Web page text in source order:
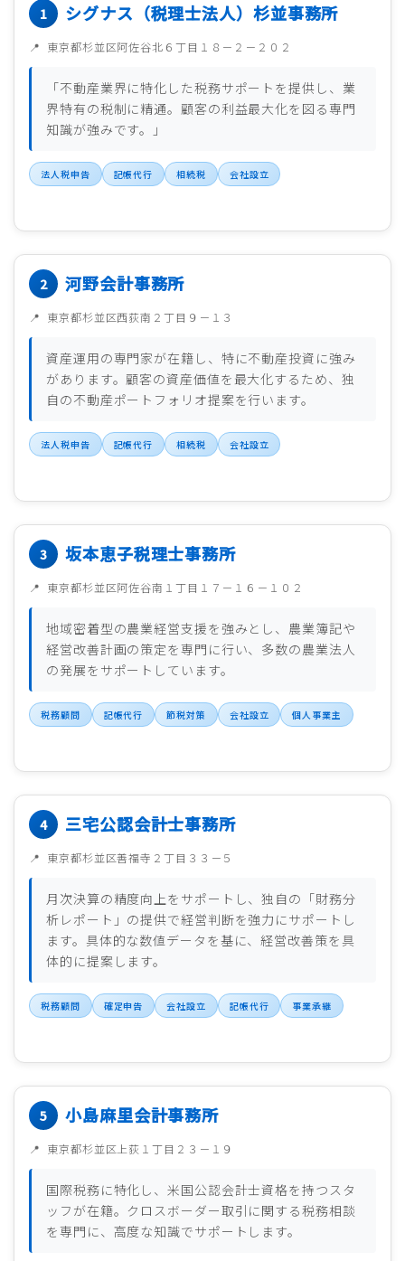
シグナス（税理士法人）杉並事務所
東京都杉並区阿佐谷北６丁目１８－２－２０２
「不動産業界に特化した税務サポートを提供し、業
界特有の税制に精通。顧客の利益最大化を図る専門
知識が強みです。」
法人税申告 記帳代行 相続税 会社設立
河野会計事務所
東京都杉並区西荻南２丁目９－１３
資産運用の専門家が在籍し、特に不動産投資に強み
があります。顧客の資産価値を最大化するため、独
自の不動産ポートフォリオ提案を行います。
法人税申告 記帳代行 相続税 会社設立
坂本恵子税理士事務所
東京都杉並区阿佐谷南１丁目１７－１６－１０２
地域密着型の農業経営支援を強みとし、農業簿記や
経営改善計画の策定を専門に行い、多数の農業法人
の発展をサポートしています。
税務顧問 記帳代行 節税対策 会社設立 個人事業主
三宅公認会計士事務所
東京都杉並区善福寺２丁目３３－５
月次決算の精度向上をサポートし、独自の「財務分
析レポート」の提供で経営判断を強力にサポートし
ます。具体的な数値データを基に、経営改善策を具
体的に提案します。
税務顧問 確定申告 会社設立 記帳代行 事業承継
小島麻里会計事務所
東京都杉並区上荻１丁目２３－１９
国際税務に特化し、米国公認会計士資格を持つスタ
ッフが在籍。クロスボーダー取引に関する税務相談
を専門に、高度な知識でサポートします。